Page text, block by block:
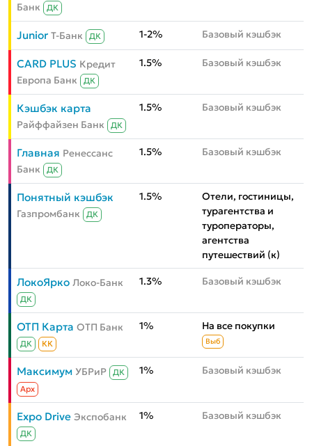
Банк
ДК
Junior Т-Банк ДК 1-2% Базовый кэшбэк
CARD PLUS Кредит
Европа Банк
ДК
1.5% Базовый кэшбэк
Кэшбэк карта
Райффайзен Банк ДК
1.5% Базовый кэшбэк
Главная Ренессанс
Банк
ДК
1.5% Базовый кэшбэк
Понятный кэшбэк
Газпромбанк ДК
1.5%
Отели, гостиницы,
турагентства и
туроператоры,
агентства
путешествий (к)
ЛокоЯрко Локо-Банк
ДК
1.3% Базовый кэшбэк
ОТП Карта ОТП Банк
ДК КК
1% На все покупки
Выб
Максимум УБРиР
ДК
Aрх
1% Базовый кэшбэк
Expo Drive Экспобанк
ДК
1% Базовый кэшбэк